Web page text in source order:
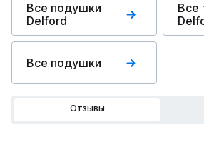
Все подушки
Delford
Все
Все подушки
Отзывы